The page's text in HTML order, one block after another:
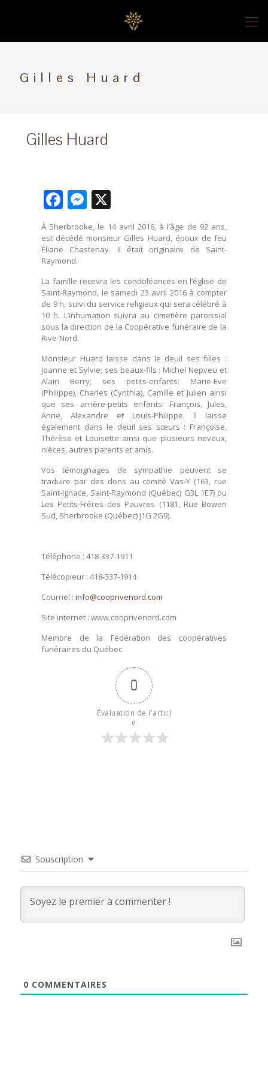
Gilles Huard
Gilles Huard
Facebook
Messenger
À Sherbrooke, le 14 avril 2016, à l’âge de 92 ans,
est décédé monsieur Gilles Huard, époux de feu
Éliane Chastenay. Il était originaire de Saint-
Raymond.
La famille recevra les condoléances en l’église de
Saint-Raymond, le samedi 23 avril 2016 à compter
de 9 h, suivi du service religieux qui sera célébré à
10 h. L’inhumation suivra au cimetière paroissial
sous la direction de la Coopérative funéraire de la
Rive-Nord.
Monsieur Huard laisse dans le deuil ses filles :
Joanne et Sylvie; ses beaux-fils : Michel Nepveu et
Alain Berry; ses petits-enfants: Marie-Eve
(Philippe), Charles (Cynthia), Camille et Julien ainsi
que ses arrière-petits enfants: François, Jules,
Anne, Alexandre et Louis-Philippe. Il laisse
également dans le deuil ses sœurs : Françoise,
Thérèse et Louisette ainsi que plusieurs neveux,
nièces, autres parents et amis.
Vos témoignages de sympathie peuvent se
traduire par des dons au comité Vas-Y (163, rue
Saint-Ignace, Saint-Raymond (Québec) G3L 1E7) ou
Les Petits-Frères des Pauvres (1181, Rue Bowen
Sud, Sherbrooke (Québec) J1G 2G9).
Téléphone : 418-337-1911
Télécopieur : 418-337-1914
Courriel :info@cooprivenord.com
Site internet : www.cooprivenord.com
Membre de la Fédération des coopératives
funéraires du Québec
0
Évaluation de l'articl
e
Souscription
0 COMMENTAIRES